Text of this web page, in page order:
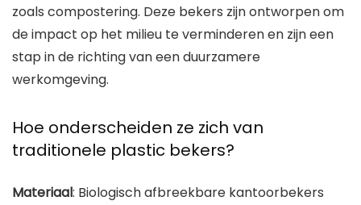
zoals compostering. Deze bekers zijn ontworpen om
de impact op het milieu te verminderen en zijn een
stap in de richting van een duurzamere
werkomgeving.
Hoe onderscheiden ze zich van
traditionele plastic bekers?
Materiaal: Biologisch afbreekbare kantoorbekers